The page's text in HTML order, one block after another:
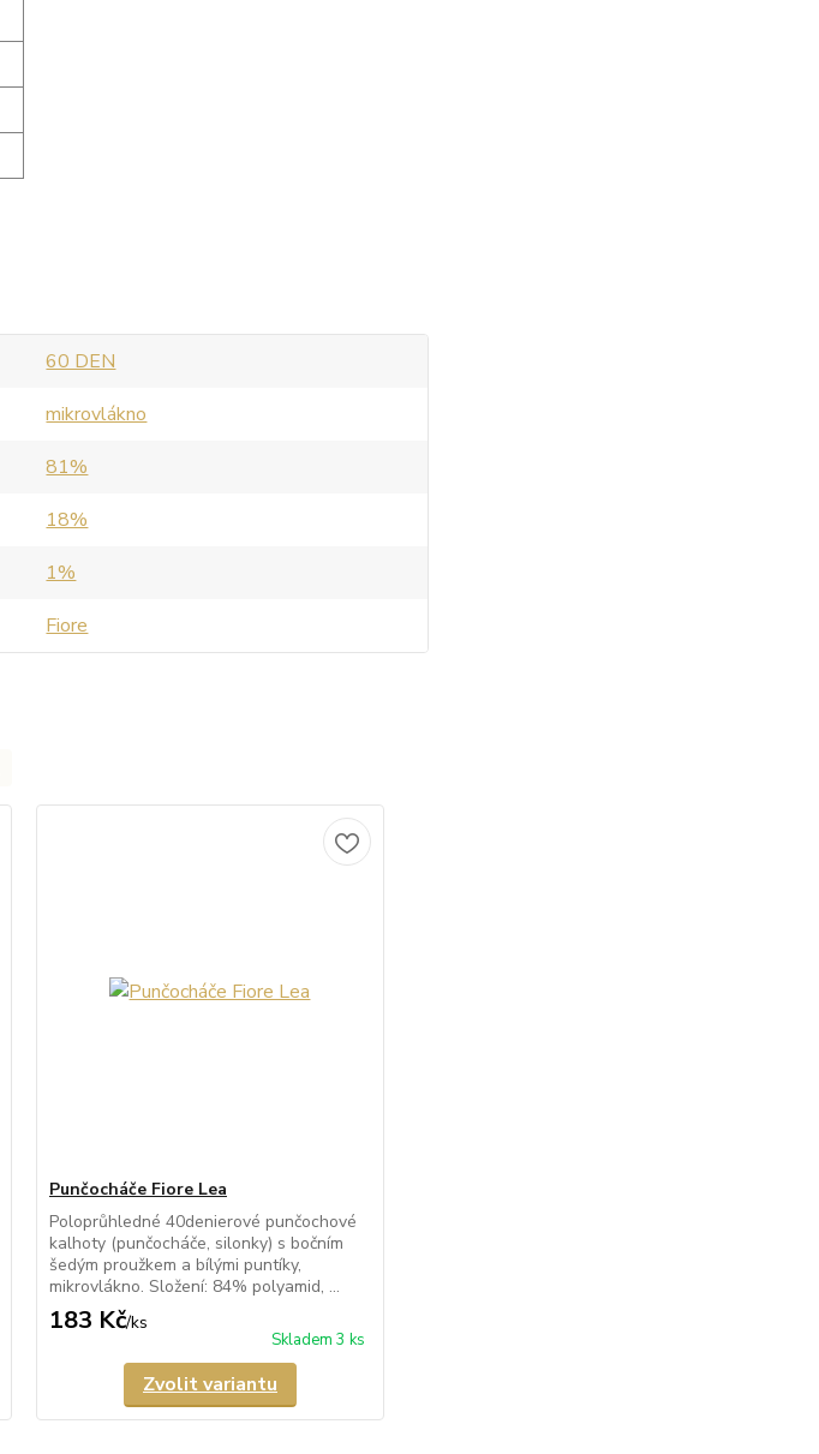
60 DEN
mikrovlákno
81%
18%
1%
Fiore
Punčocháče Fiore Lea
Poloprůhledné 40denierové punčochové
kalhoty (punčocháče, silonky) s bočním
šedým proužkem a bílými puntíky,
mikrovlákno. Složení: 84% polyamid, ...
183 Kč/ks
Skladem 3 ks
Zvolit variantu